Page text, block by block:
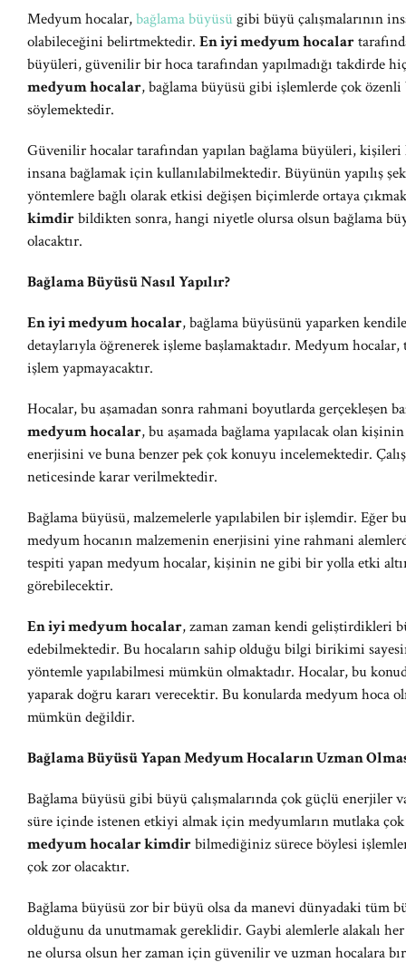
Medyum hocalar,bağlama büyüsü gibi büyü çalışmalarının
olabileceğini belirtmektedir. En iyi medyum hocalar
büyüleri, güvenilir bir hoca tarafından yapılmadığı takdirde
medyum hocalar, bağlama büyüsü gibi işlemlerde çok
söylemektedir.
Güvenilir hocalar tarafından yapılan bağlama büyüleri,
insana bağlamak için kullanılabilmektedir. Büyünün yapılış
yöntemlere bağlı olarak etkisi değişen biçimlerde ortaya
kimdirbildikten sonra, hangi niyetle olursa olsun bağlama
olacaktır.
Bağlama Büyüsü Nasıl Yapılır?
En iyi medyum hocalar, bağlama büyüsünü yaparken
detaylarıyla öğrenerek işleme başlamaktadır. Medyum
işlem yapmayacaktır.
Hocalar, bu aşamadan sonra rahmani boyutlarda gerçekleşen
medyum hocalar, bu aşamada bağlama yapılacak olan
enerjisini ve buna benzer pek çok konuyu incelemektedir.
neticesinde karar verilmektedir.
Bağlama büyüsü, malzemelerle yapılabilen bir işlemdir. Eğer
medyum hocanın malzemenin enerjisini yine rahmani
tespiti yapan medyum hocalar, kişinin ne gibi bir yolla etki
görebilecektir.
En iyi medyum hocalar, zaman zaman kendi geliştirdikleri
edebilmektedir. Bu hocaların sahip olduğu bilgi birikimi
yöntemle yapılabilmesi mümkün olmaktadır. Hocalar, bu
yaparak doğru kararı verecektir. Bu konularda medyum hoca
mümkün değildir.
Bağlama Büyüsü Yapan Medyum Hocaların Uzman
Bağlama büyüsü gibi büyü çalışmalarında çok güçlü enerjiler
süre içinde istenen etkiyi almak için medyumların mutlaka
medyum hocalar kimdirbilmediğiniz sürece böylesi
çok zor olacaktır.
Bağlama büyüsü zor bir büyü olsa da manevi dünyadaki tüm
olduğunu da unutmamak gereklidir. Gaybi alemlerle alakalı
ne olursa olsun her zaman için güvenilir ve uzman hocalara